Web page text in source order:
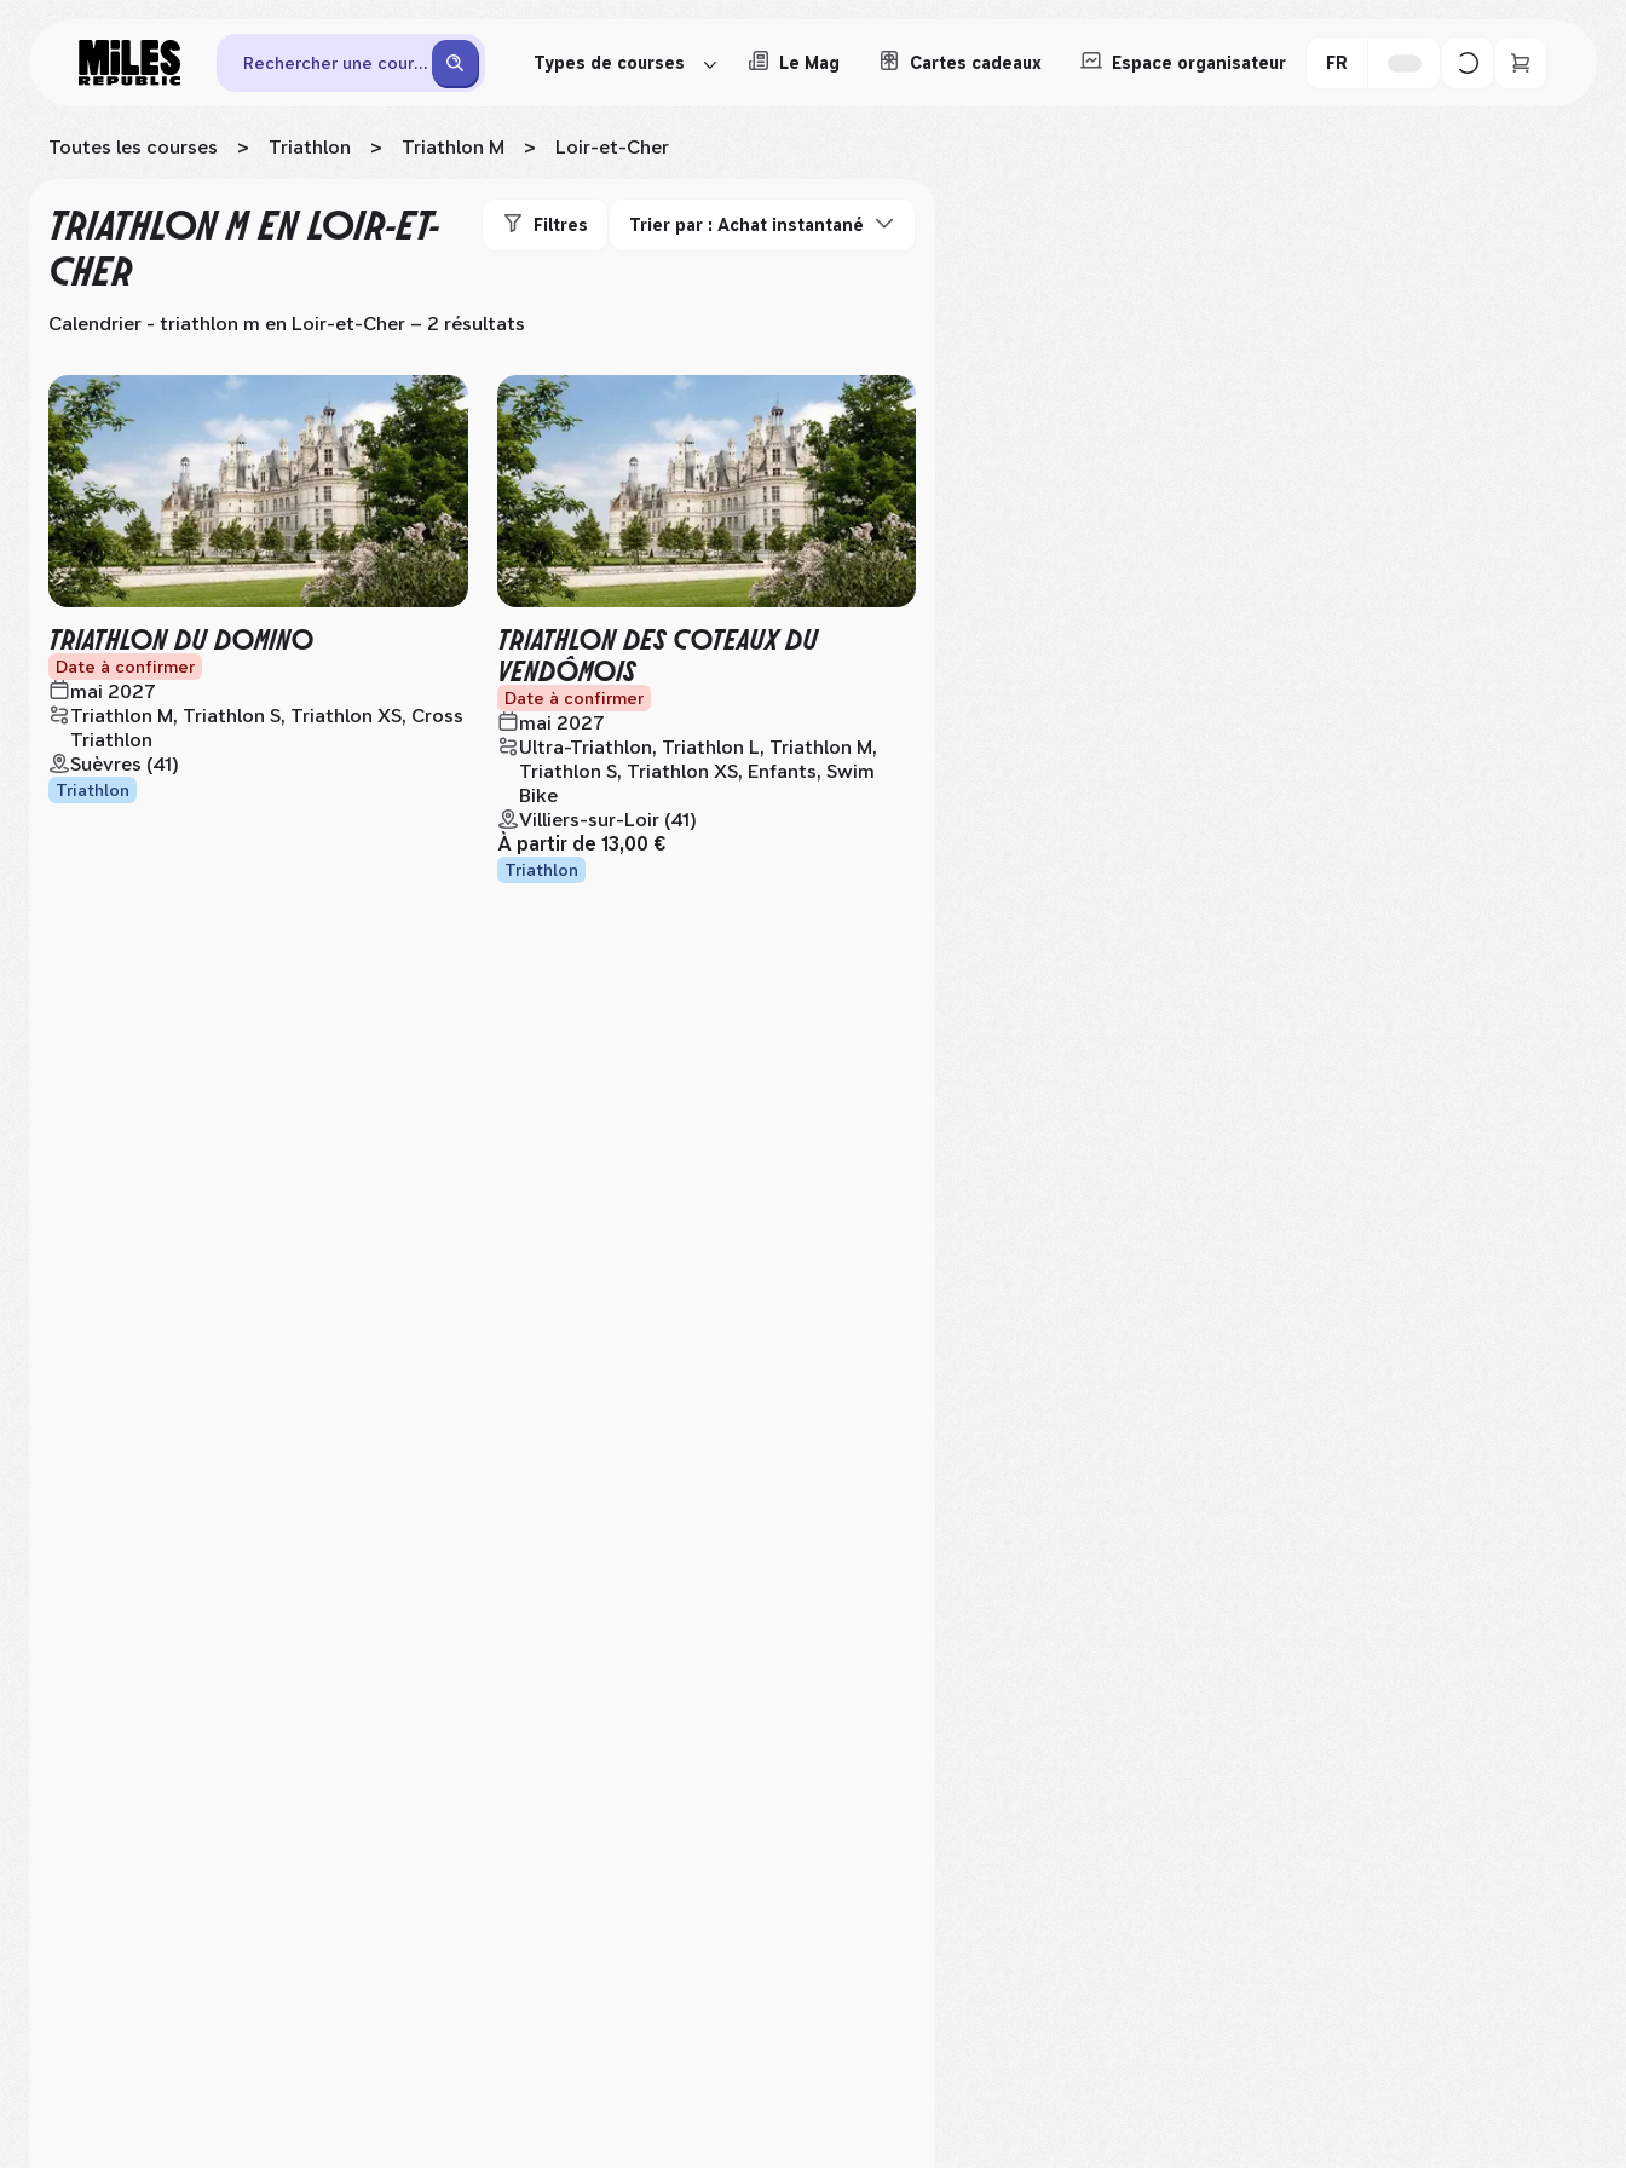
Rechercher une course Types de courses Le Mag Cartes cadeaux Espace organisateur FR
Toutes les courses > Triathlon > Triathlon M > Loir-et-Cher
TRIATHLON MEN LOIR-ET-
CHER
Filtres Trier par : Achat instantané
Calendrier - triathlon m en Loir-et-Cher – 2 résultats
TRIATHLON DU DOMINO
Date à confirmer
mai 2027
Triathlon M, Triathlon S, Triathlon XS, Cross
Triathlon
Suèvres (41)
Triathlon
TRIATHLON DES COTEAUX DU
VENDÔMOIS
Date à confirmer
mai 2027
Ultra-Triathlon, Triathlon L, Triathlon M,
Triathlon S, Triathlon XS, Enfants, Swim
Bike
Villiers-sur-Loir (41)
À partir de 13,00 €
Triathlon